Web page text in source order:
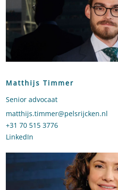
Matthijs Timmer
Senior advocaat
Stuur een e-mail naar Matthijs
matthijs.timmer@pelsrijcken.nl
Bel naar Matthijs Timmer
+31 70 515 3776
LinkedIn